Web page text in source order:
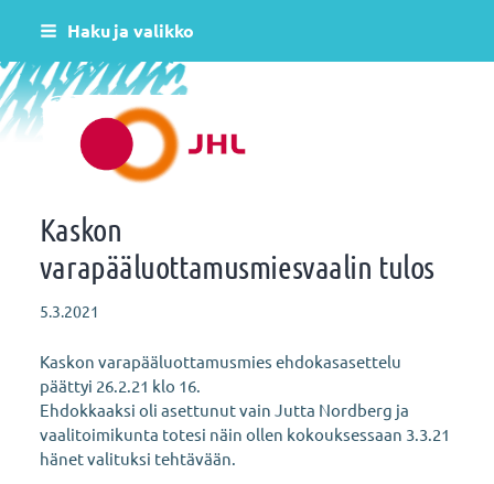
Siirry
sisältöön
Haku ja valikko
Helsingin varhaiskasvatus JHL ry 081
Kaskon
varapääluottamusmiesvaalin tulos
5.3.2021
Kaskon varapääluottamusmies ehdokasasettelu
päättyi 26.2.21 klo 16.
Ehdokkaaksi oli asettunut vain Jutta Nordberg ja
vaalitoimikunta totesi näin ollen kokouksessaan 3.3.21
hänet valituksi tehtävään.